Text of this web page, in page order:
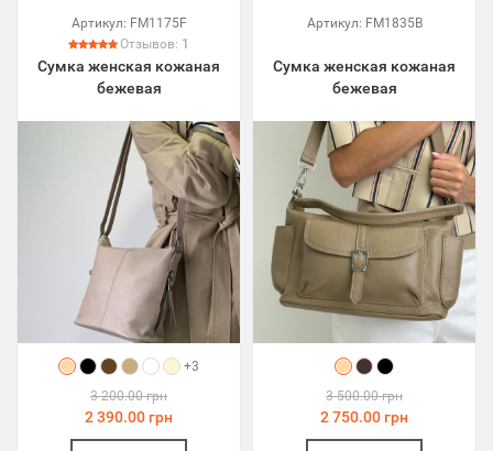
Артикул: FM1175F
Отзывов: 1
Сумка женская кожаная
бежевая
+3
3 200.00 грн
2 390.00 грн
Артикул: FM1835B
Сумка женская кожаная
бежевая
3 500.00 грн
2 750.00 грн